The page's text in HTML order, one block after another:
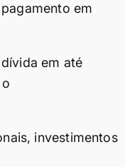
em
em até
investimentos